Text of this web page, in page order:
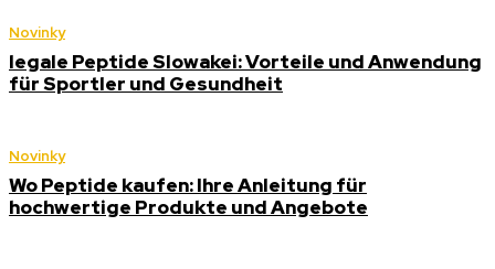
Novinky
legale Peptide Slowakei: Vorteile und Anwendung
für Sportler und Gesundheit
Novinky
Wo Peptide kaufen: Ihre Anleitung für
hochwertige Produkte und Angebote